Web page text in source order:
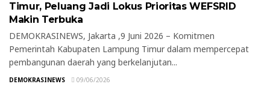
Timur, Peluang Jadi Lokus Prioritas WEFSRID
Makin Terbuka
DEMOKRASINEWS, Jakarta ,9 Juni 2026 – Komitmen
Pemerintah Kabupaten Lampung Timur dalam mempercepat
pembangunan daerah yang berkelanjutan...
DEMOKRASINEWS 09/06/2026